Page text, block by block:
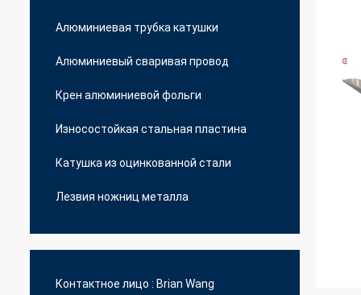
Алюминиевая трубка катушки
Алюминиевый сваривая провод
Крен алюминиевой фольги
Износостойкая стальная пластина
Катушка из оцинкованной стали
Лезвия ножниц металла
Контактное лицо : Brian Wang